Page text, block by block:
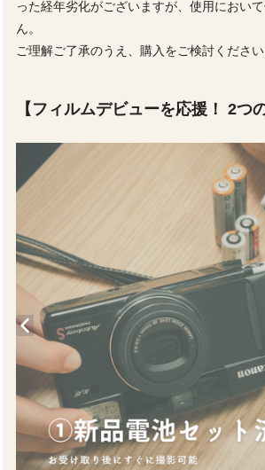
った経年劣化がございますが、使用におい
ん。
ご理解ご了承のうえ、購入をご検討ください
【フィルムデビューを応援！ 2つ